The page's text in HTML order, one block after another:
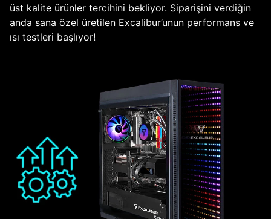
üst kalite ürünler tercihini bekliyor. Siparişini verdiğin
anda sana özel üretilen Excalibur’unun performans ve
ısı testleri başlıyor!